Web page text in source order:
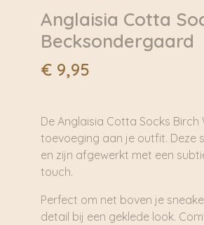
Anglaisia Cotta
Becksondergaard
€9,95
De Anglaisia Cotta Socks
toevoeging aan je outfit. Deze
en zijn afgewerkt met een
touch.
Perfect om net boven je
detail bij een geklede look.